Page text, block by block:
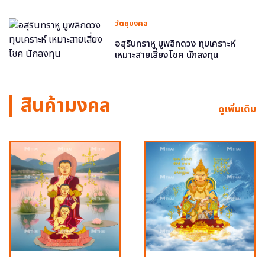
วัตถุมงคล
อสุรินทราหู มูพลิกดวง ทุบเคราะห์
เหมาะสายเสี่ยงโชค นักลงทุน
สินค้ามงคล ดูเพิ่มเติม